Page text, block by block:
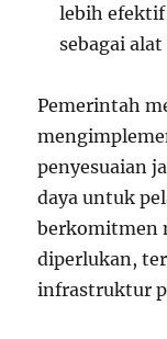
lebih
sebagai
Pemerintah
penyesuaian
daya untuk
berkomitmen
diperlukan,
infrastruktur